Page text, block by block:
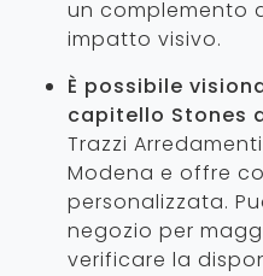
un complemento
impatto visivo.
È possibile
capitello Stones
Trazzi
Modena e offre
personalizzata.
negozio per
verificare la